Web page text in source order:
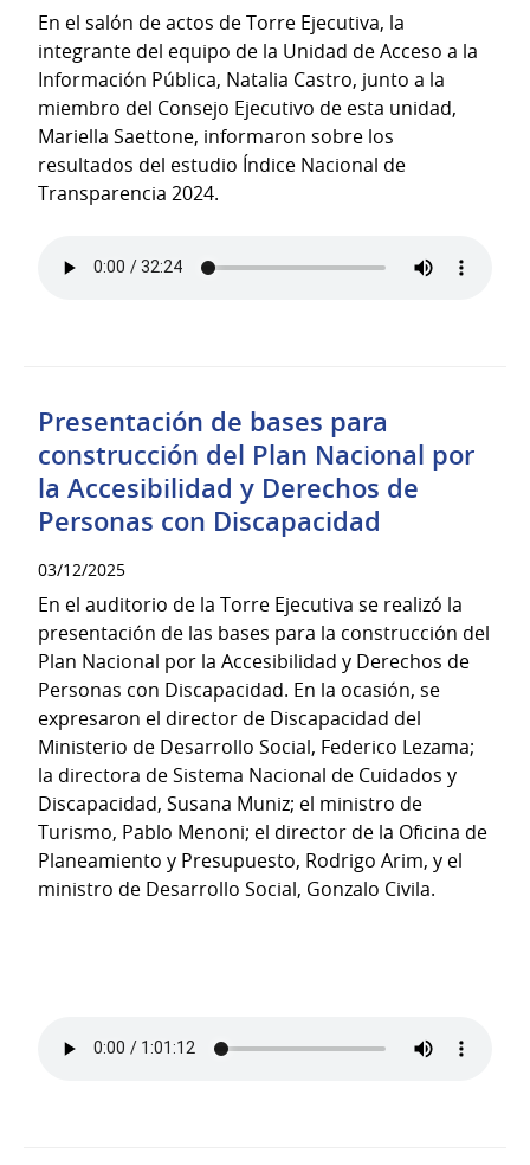
En el salón de actos de Torre Ejecutiva, la
integrante del equipo de la Unidad de Acceso a la
Información Pública, Natalia Castro, junto a la
miembro del Consejo Ejecutivo de esta unidad,
Mariella Saettone, informaron sobre los
resultados del estudio Índice Nacional de
Transparencia 2024.
Presentación de bases para
construcción del Plan Nacional por
la Accesibilidad y Derechos de
Personas con Discapacidad
03/12/2025
En el auditorio de la Torre Ejecutiva se realizó la
presentación de las bases para la construcción del
Plan Nacional por la Accesibilidad y Derechos de
Personas con Discapacidad. En la ocasión, se
expresaron el director de Discapacidad del
Ministerio de Desarrollo Social, Federico Lezama;
la directora de Sistema Nacional de Cuidados y
Discapacidad, Susana Muniz; el ministro de
Turismo, Pablo Menoni; el director de la Oficina de
Planeamiento y Presupuesto, Rodrigo Arim, y el
ministro de Desarrollo Social, Gonzalo Civila.